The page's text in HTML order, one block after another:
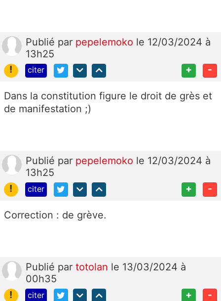
Publié par pepelemoko le 12/03/2024 à
13h25
!
citer + -
Dans la constitution figure le droit de grès et
de manifestation ;)
Publié par pepelemoko le 12/03/2024 à
13h25
!
citer + -
Correction : de grève.
Publié par totolan le 13/03/2024 à
00h35
!
citer + -